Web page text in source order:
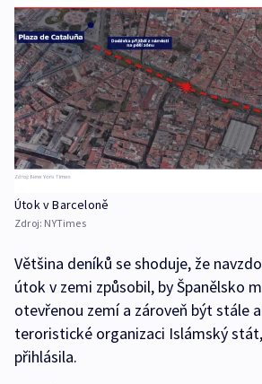
Útok v Barceloně
Zdroj: NYTimes
Většina deníků se shoduje, že
útok v zemi způsobil, by Španělsko
otevřenou zemí a zároveň být stále
teroristické organizaci Islámský
přihlásila.